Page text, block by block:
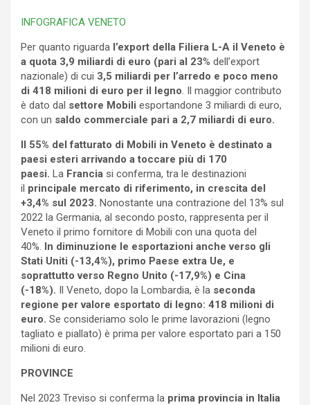
INFOGRAFICA VENETO
Per quanto riguarda l’export della Filiera L-A il Veneto è
a quota 3,9 miliardi di euro (pari al 23% dell’export
nazionale) di cui 3,5 miliardi per l’arredo e poco meno
di 418 milioni di euro per il legno. Il maggior contributo
è dato dal settore Mobili esportandone 3 miliardi di euro,
con un saldo commerciale pari a 2,7 miliardi di euro.
Il 55% del fatturato di Mobili in Veneto è destinato a
paesi esteri arrivando a toccare più di 170
paesi. La Francia si conferma, tra le destinazioni
il principale mercato di riferimento, in crescita del
+3,4% sul 2023. Nonostante una contrazione del 13% sul
2022 la Germania, al secondo posto, rappresenta per il
Veneto il primo fornitore di Mobili con una quota del
40%. In diminuzione le esportazioni anche verso gli
Stati Uniti (-13,4%), primo Paese extra Ue, e
soprattutto verso Regno Unito (-17,9%) e Cina
(-18%). Il Veneto, dopo la Lombardia, è la seconda
regione per valore esportato di legno: 418 milioni di
euro. Se consideriamo solo le prime lavorazioni (legno
tagliato e piallato) è prima per valore esportato pari a 150
milioni di euro.
PROVINCE
Nel 2023 Treviso si conferma la prima provincia in Italia